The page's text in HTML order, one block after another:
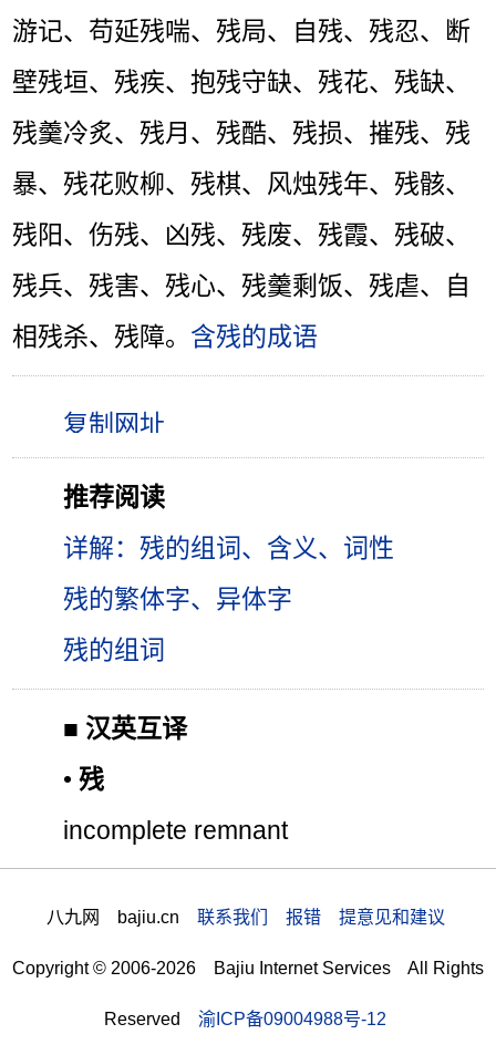
游记、苟延残喘、残局、自残、残忍、断
壁残垣、残疾、抱残守缺、残花、残缺、
残羹冷炙、残月、残酷、残损、摧残、残
暴、残花败柳、残棋、风烛残年、残骸、
残阳、伤残、凶残、残废、残霞、残破、
残兵、残害、残心、残羹剩饭、残虐、自
相残杀、残障。 含残的成语
推荐阅读
详解：残的组词、含义、词性
残的繁体字、异体字
残的组词
■ 汉英互译
•残
incomplete remnant
八九网 bajiu.cn 联系我们 报错 提意见和建议
Copyright © 2006-2026 Bajiu Internet Services All Rights
Reserved 渝ICP备09004988号-12